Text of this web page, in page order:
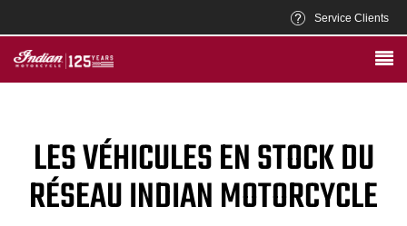
Service Clients
LES VÉHICULES EN STOCK DU
RÉSEAU INDIAN MOTORCYCLE